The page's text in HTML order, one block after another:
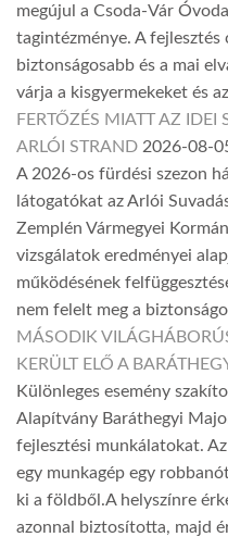
megújul a Csoda-Vár
tagintézménye. A fejlesztés
biztonságosabb és a mai
várja a kisgyermekeket és
FERTŐZÉS MIATT AZ IDEI
ARLÓI STRAND 2026-08-
A 2026-os fürdési szezon
látogatókat az Arlói
Zemplén Vármegyei
vizsgálatok eredményei
működésének
nem felelt meg a
MÁSODIK
KERÜLT ELŐ A
Különleges esemény
Alapítvány Baráthegyi
fejlesztési munkálatokat.
egy munkagép egy
ki a földből.A helyszínre
azonnal biztosította, majd